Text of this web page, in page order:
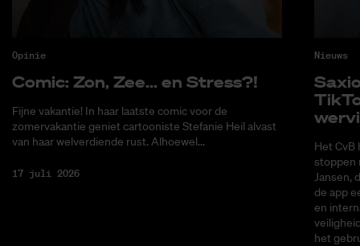
Opinie
Co­mic: Zon, Zee... en Stress?!
Fijne vakantie! In haar laatste comic voor de
zomervakantie geniet cartooniste Stefanie Heil alvast
van haar welverdiende rust. Alhoewel...
17 juli 2026
Nieuws
Het CvB
stoppen
Jansen,
de app
en
het